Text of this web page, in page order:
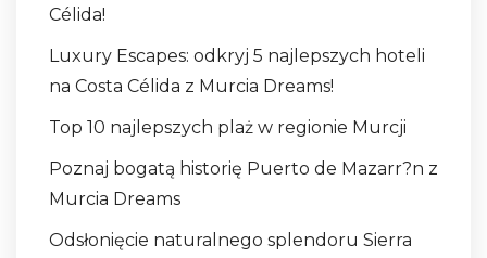
Célida!
Luxury Escapes: odkryj 5 najlepszych hoteli
na Costa Célida z Murcia Dreams!
Top 10 najlepszych plaż w regionie Murcji
Poznaj bogatą historię Puerto de Mazarr?n z
Murcia Dreams
Odsłonięcie naturalnego splendoru Sierra